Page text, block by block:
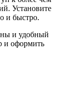
Установите
и быстро.
и удобный
и оформить